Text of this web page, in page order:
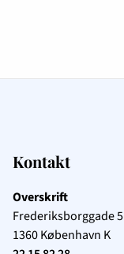
Kontakt
Overskrift
Frederiksborggade 5
1360København K